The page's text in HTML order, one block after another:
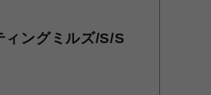
ングミルズ/S/S